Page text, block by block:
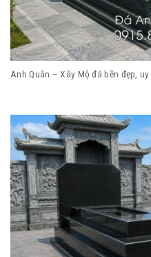
Anh Quân – Xây Mộ đá bền đẹp,